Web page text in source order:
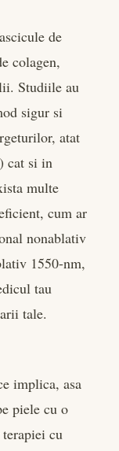
de
colagen,
Studiile au
sigur si
atat
cat si in
multe
cum ar
nonablativ
1550-nm,
tau
tale.
implica, asa
piele cu o
cu